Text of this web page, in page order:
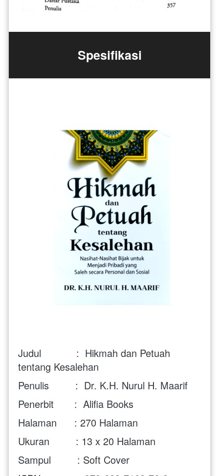
Spesifikasi
Judul            :  Hikmah dan Petuah
tentang Kesalehan
Penulis         : Dr. K.H. Nurul H. Maarif
Penerbit       :  Alifia Books
Halaman      : 270 Halaman
Ukuran         : 13 x 20 Halaman
Sampul         : Soft Cover